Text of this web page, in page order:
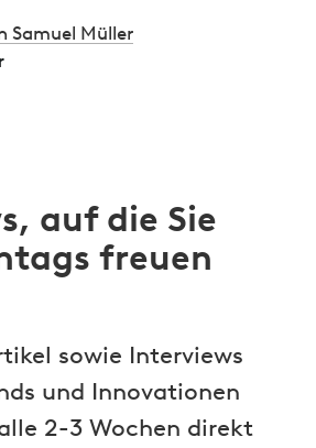
Samuel Müller
auf die Sie
freuen
sowie Interviews
und Innovationen
2-3 Wochen direkt